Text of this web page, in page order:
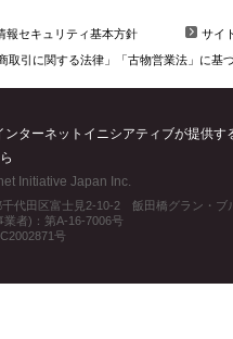
報セキュリティ基本方針
サイ
商取引に関する法律」「古物営業法」に基
ンターネットイニシアティブが提供
Initiative Japan Inc.
代田区富士見2-10-2 飯田橋グラン・ブ
業者)：第A-16-7006号
号